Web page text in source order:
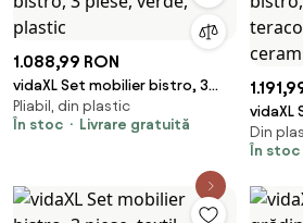
1.088,99 RON
vidaXL Set mobilier bistro, 3
piese, verde, plastic
Pliabil, din plastic
În stoc
Livrare gratuită
vidaXL
piese,
Din
În stoc